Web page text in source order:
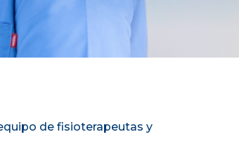
de fisioterapeutas y